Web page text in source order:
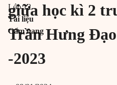
Lớp 12
Tài liệu
Cẩm nang
giữa học kì 2
Trần Hưng
-2023